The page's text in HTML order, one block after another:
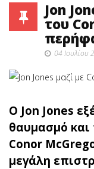
Jon
του
04 Ιουλίου
Ο Jon Jones
θαυμασμό και
Conor
μεγάλη